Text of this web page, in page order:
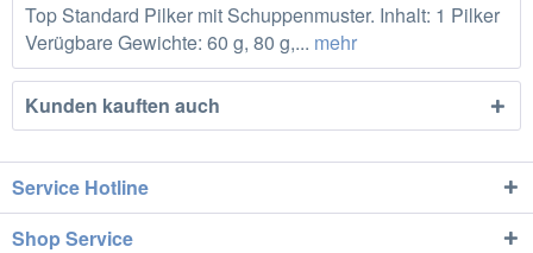
Top Standard Pilker mit Schuppenmuster. Inhalt: 1 Pilker
Verügbare Gewichte: 60 g, 80 g,... mehr
Kunden kauften auch
Service Hotline
Shop Service